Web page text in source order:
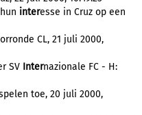
interesse in Cruz op een
CL, 21 juli 2000,
SV Internazionale FC - H:
toe, 20 juli 2000,